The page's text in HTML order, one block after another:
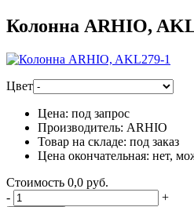
Колонна ARHIO,
Цвет
Цена: под запрос
Производитель: ARHIO
Товар на складе: под заказ
Цена окончательная: нет,
Стоимость 0,0 руб.
-
+